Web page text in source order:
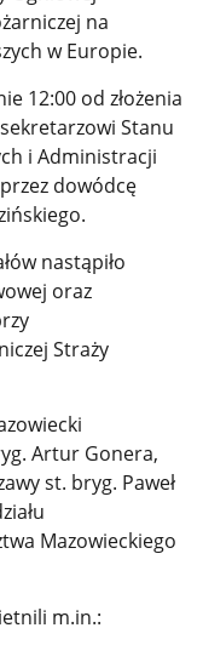
na
w Europie.
12:00 od złożenia
Stanu
i Administracji
dowódcę
nastąpiło
oraz
Straży
Artur Gonera,
st. bryg. Paweł
Mazowieckiego
m.in.: